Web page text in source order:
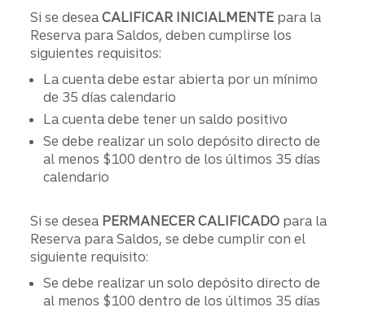
Si se deseaCALIFICAR INICIALMENTE para la
Reserva para Saldos, deben cumplirse los
siguientes requisitos:
La cuenta debe estar abierta por un mínimo
de 35 días calendario
La cuenta debe tener un saldo positivo
Se debe realizar un solo depósito directo de
al menos $100 dentro de los últimos 35 días
calendario
Si se desea PERMANECER CALIFICADO para la
Reserva para Saldos, se debe cumplir con el
siguiente requisito:
Se debe realizar un solo depósito directo de
al menos $100 dentro de los últimos 35 días